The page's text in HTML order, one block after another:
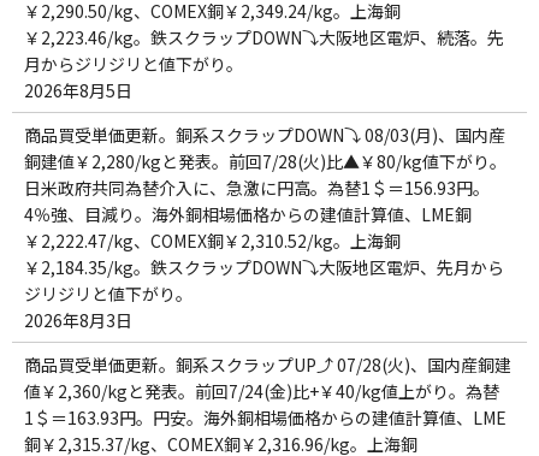
￥2,290.50/kg、COMEX銅￥2,349.24/kg。上海銅
￥2,223.46/kg。鉄スクラップDOWN⤵大阪地区電炉、続落。先
月からジリジリと値下がり。
2026年8月5日
商品買受単価更新。銅系スクラップDOWN⤵ 08/03(月)、国内産
銅建値￥2,280/kgと発表。前回7/28(火)比▲￥80/kg値下がり。
日米政府共同為替介入に、急激に円高。為替1＄＝156.93円。
4％強、目減り。海外銅相場価格からの建値計算値、LME銅
￥2,222.47/kg、COMEX銅￥2,310.52/kg。上海銅
￥2,184.35/kg。鉄スクラップDOWN⤵大阪地区電炉、先月から
ジリジリと値下がり。
2026年8月3日
商品買受単価更新。銅系スクラップUP⤴ 07/28(火)、国内産銅建
値￥2,360/kgと発表。前回7/24(金)比+￥40/kg値上がり。為替
1＄＝163.93円。円安。海外銅相場価格からの建値計算値、LME
銅￥2,315.37/kg、COMEX銅￥2,316.96/kg。上海銅